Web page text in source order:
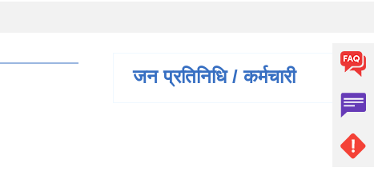
जन प्रतिनिधि / कर्मचारी